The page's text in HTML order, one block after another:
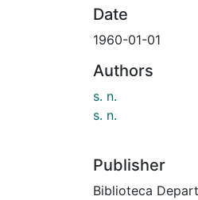
Date
1960-01-01
Authors
s. n.
s. n.
Publisher
Biblioteca